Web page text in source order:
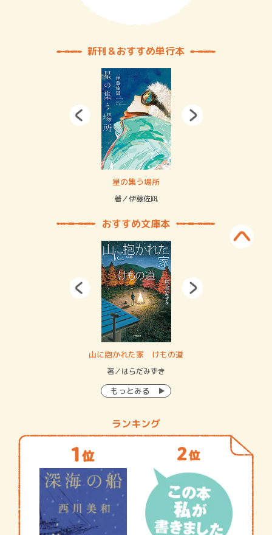
新刊＆おすすめ単行本
星の集う場所
著／伊藤佐凪
おすすめ文庫本
山に抱かれた家 けもの道
著／はらだみずき
もっとみる
ランキング